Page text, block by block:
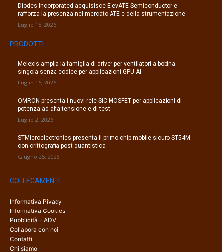
Diodes Incorporated acquisisce ElevATE Semiconductor e
rafforza la presenza nel mercato ATE e della strumentazione
Luglio 15, 2026
PRODOTTI
Melexis amplia la famiglia di driver per ventilatori a bobina
singola senza codice per applicazioni GPU AI
Luglio 16, 2026
OMRON presenta i nuovi relè SiC-MOSFET per applicazioni di
potenza ad alta tensione e di test
Luglio 2, 2026
STMicroelectronics presenta il primo chip mobile sicuro ST54M
con crittografia post-quantistica
Giugno 25, 2026
COLLEGAMENTI
Informativa Pivacy
Informativa Cookies
Pubblicità - ADV
Collabora con noi
Contatti
Chi siamo